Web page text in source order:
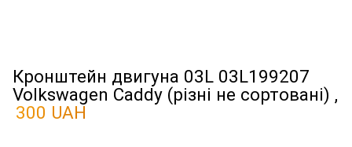
Кронштейн двигуна 03L 03L199207
Volkswagen Caddy (різні не сортовані) ,
300 UAH